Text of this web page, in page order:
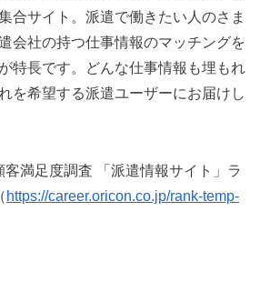
合サイト。派遣で働きたい人のさま
会社の持つ仕事情報のマッチングを
特長です。どんな仕事情報も埋もれ
を希望する派遣ユーザーにお届けし
満足度調査 「派遣情報サイト」ラ
https://career.oricon.co.jp/rank-temp-